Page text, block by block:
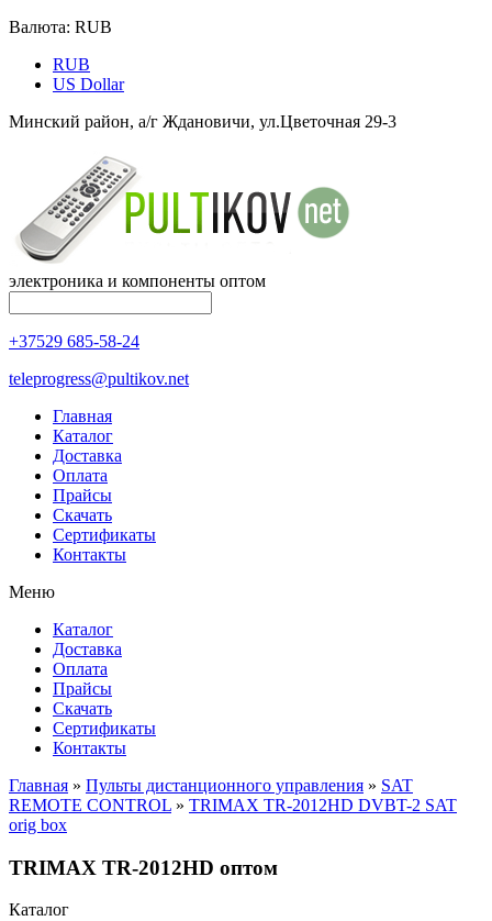
Валюта: RUB
RUB
US Dollar
Минский район, а/г Ждановичи, ул.Цветочная 29-3
электроника и компоненты оптом
+37529 685-58-24
teleprogress@pultikov.net
Главная
Каталог
Доставка
Оплата
Прайсы
Cкачать
Сертификаты
Контакты
Меню
Каталог
Доставка
Оплата
Прайсы
Cкачать
Сертификаты
Контакты
Главная » Пульты дистанционного управления » SAT
REMOTE CONTROL » TRIMAX TR-2012HD DVBT-2 SAT
orig box
TRIMAX TR-2012HD оптом
Каталог